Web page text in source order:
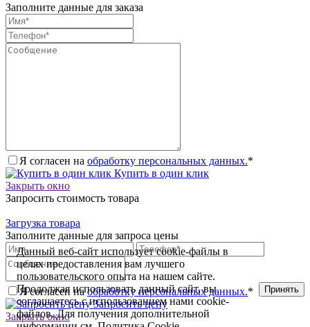
Заполните данные для заказа
Я согласен на обработку персональных данных.*
Купить в один клик
Закрыть окно
Запросить стоимость товара
Загрузка товара
Заполните данные для запроса цены
Я согласен наобработку персональных данных.*
Запросить цену
Закрыть окно
Данный веб-сайт использует cookie-файлы в
целях предоставления вам лучшего
пользовательского опыта на нашем сайте.
Продолжая использовать данный сайт, вы
соглашаетесь с использованием нами cookie-
файлов. Для получения дополнительной
Принять